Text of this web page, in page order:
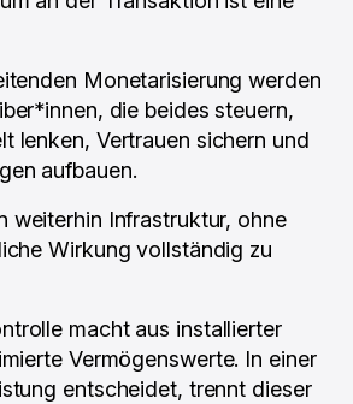
Monetarisierung werden
die beides steuern,
lenken, Vertrauen sichern und
aufbauen.
weiterhin Infrastruktur, ohne
Wirkung vollständig zu
macht aus installierter
Vermögenswerte. In einer
entscheidet, trennt dieser